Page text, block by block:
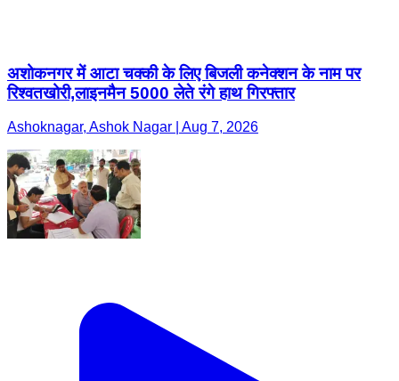
अशोकनगर में आटा चक्की के लिए बिजली कनेक्शन के नाम पर
रिश्वतखोरी,लाइनमैन 5000 लेते रंगे हाथ गिरफ्तार
Ashoknagar, Ashok Nagar | Aug 7, 2026